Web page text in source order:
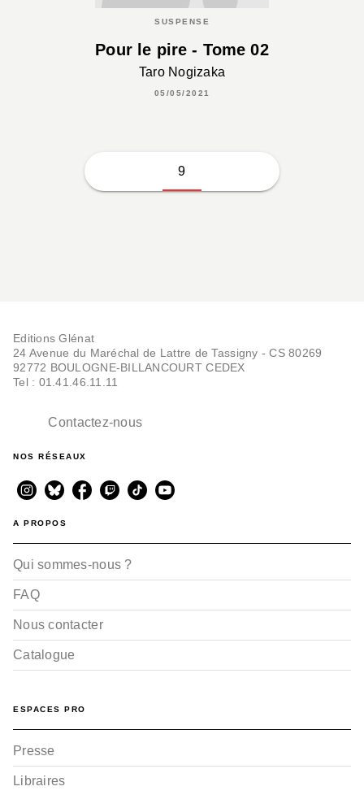
SUSPENSE
Pour le pire - Tome 02
Taro Nogizaka
05/05/2021
9
Editions Glénat
24 Avenue du Maréchal de Lattre de Tassigny - CS 80269
92772 BOULOGNE-BILLANCOURT CEDEX
Tel : 01.41.46.11.11
Contactez-nous
NOS RÉSEAUX
A PROPOS
Qui sommes-nous ?
FAQ
Nous contacter
Catalogue
ESPACES PRO
Presse
Libraires